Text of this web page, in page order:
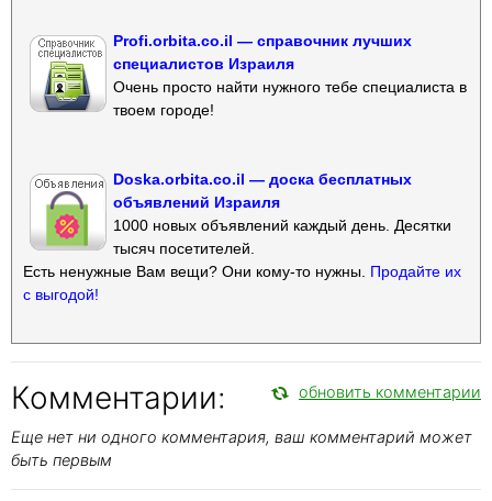
Profi.orbita.co.il — справочник лучших
специалистов Израиля
Очень просто найти нужного тебе специалиста в
твоем городе!
Doska.orbita.co.il — доска бесплатных
объявлений Израиля
1000 новых объявлений каждый день. Десятки
тысяч посетителей.
Есть ненужные Вам вещи? Они кому-то нужны. Продайте их
с выгодой!
Комментарии: обновить комментарии
Еще нет ни одного комментария, ваш комментарий может
быть первым